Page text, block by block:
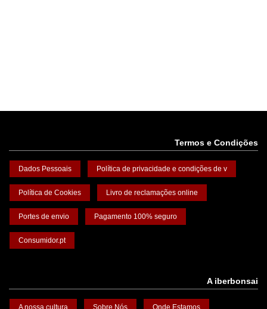
Termos e Condições
Dados Pessoais Política de privacidade e condições de v
Política de Cookies Livro de reclamações online
Portes de envio Pagamento 100% seguro
Consumidor.pt
A iberbonsai
A nossa cultura Sobre Nós Onde Estamos